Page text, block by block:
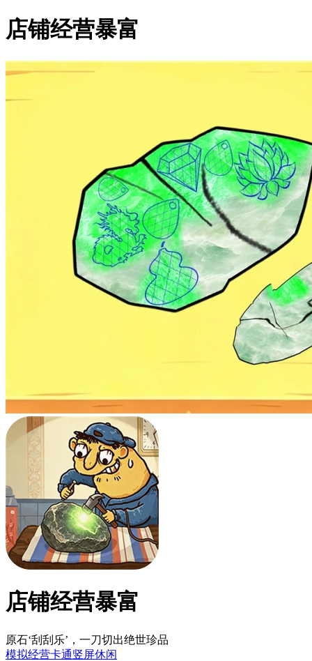
店铺经营暴富
店铺经营暴富
原石‘刮刮乐’，一刀切出绝世珍品
模拟经营卡通竖屏休闲